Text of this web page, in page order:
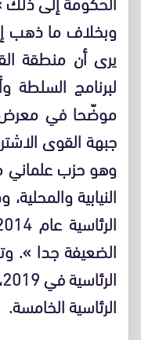
وبخلاف ما ذهب
يرى أن منطقة
لبرنامج السلطة
موضّحا في معرض
جبهة القوى
وهو حزب علماني
النيابية
الضعيفة جدا ».
الرئاسية الخامسة.